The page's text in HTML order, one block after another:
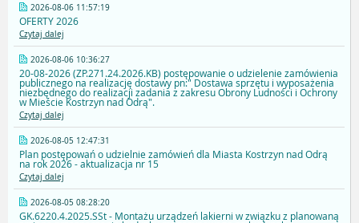
2026-08-06 11:57:19
OFERTY 2026
Czytaj dalej
2026-08-06 10:36:27
20-08-2026 (ZP.271.24.2026.KB) postępowanie o udzielenie zamówienia
publicznego na realizację dostawy pn:" Dostawa sprzętu i wyposażenia
niezbędnego do realizacji zadania z zakresu Obrony Ludności i Ochrony
w Mieście Kostrzyn nad Odrą".
Czytaj dalej
2026-08-05 12:47:31
Plan postępowań o udzielnie zamówień dla Miasta Kostrzyn nad Odrą
na rok 2026 - aktualizacja nr 15
Czytaj dalej
2026-08-05 08:28:20
GK.6220.4.2025.SSt - Montażu urządzeń lakierni w związku z planowaną